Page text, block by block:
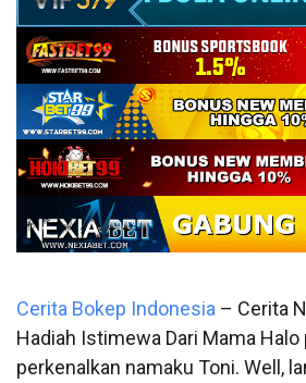
Cerita Bokep Indonesia – Cerita
Hadiah Istimewa Dari Mama Halo
perkenalkan namaku Toni. Well,